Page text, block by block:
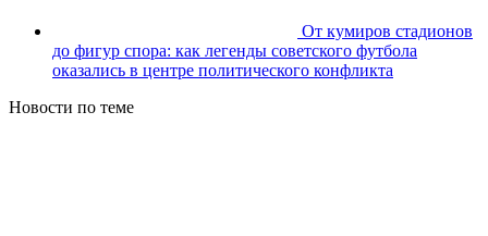
От кумиров стадионов
до фигур спора: как легенды советского футбола
оказались в центре политического конфликта
Новости по теме